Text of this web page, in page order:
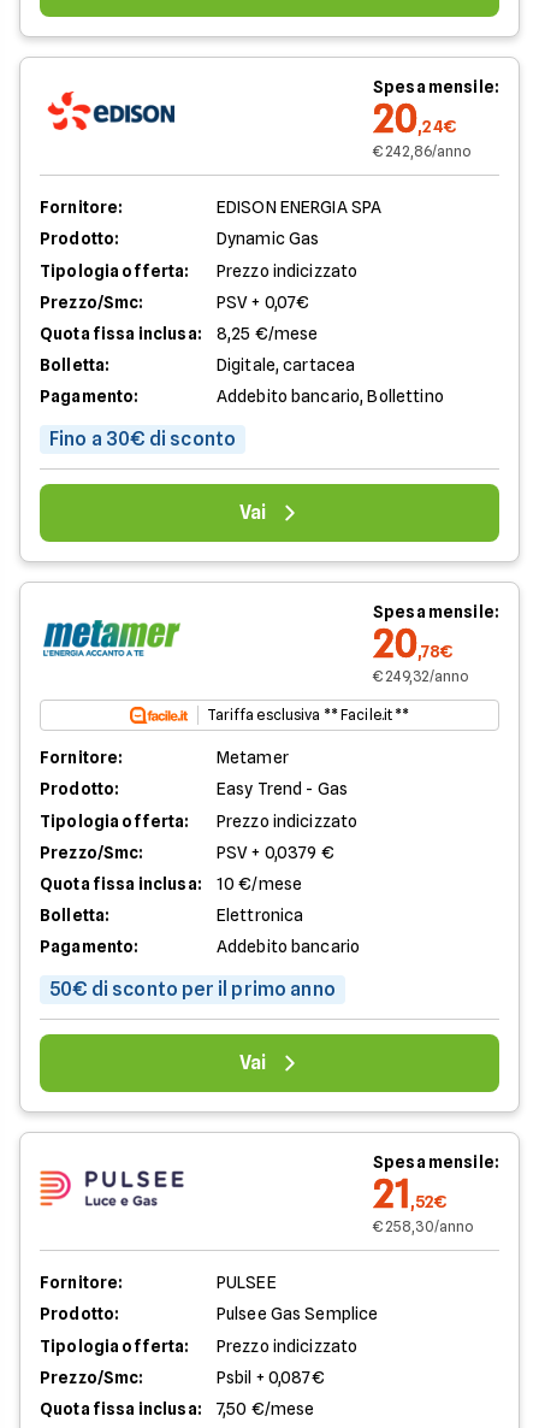
Spesa mensile:
20,24€
€ 242,86/anno
Fornitore:
EDISON ENERGIA SPA
Prodotto:
Dynamic Gas
Tipologia offerta:
Prezzo indicizzato
Prezzo/Smc:
PSV + 0,07€
Quota fissa inclusa:
8,25 €/mese
Bolletta:
Digitale, cartacea
Pagamento:
Addebito bancario, Bollettino
Fino a 30€ di sconto
Vai
Spesa mensile:
20,78€
€ 249,32/anno
Tariffa esclusiva ** Facile.it **
Fornitore:
Metamer
Prodotto:
Easy Trend - Gas
Tipologia offerta:
Prezzo indicizzato
Prezzo/Smc:
PSV + 0,0379 €
Quota fissa inclusa:
10 €/mese
Bolletta:
Elettronica
Pagamento:
Addebito bancario
50€ di sconto per il primo anno
Vai
Spesa mensile:
21,52€
€ 258,30/anno
Fornitore:
PULSEE
Prodotto:
Pulsee Gas Semplice
Tipologia offerta:
Prezzo indicizzato
Prezzo/Smc:
Psbil + 0,087€
Quota fissa inclusa:
7,50 €/mese